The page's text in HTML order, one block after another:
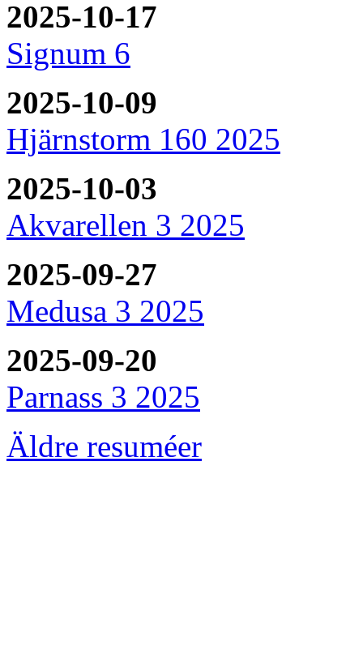
2025-10-17
Signum 6
2025-10-09
Hjärnstorm 160 2025
2025-10-03
Akvarellen 3 2025
2025-09-27
Medusa 3 2025
2025-09-20
Parnass 3 2025
Äldre resuméer